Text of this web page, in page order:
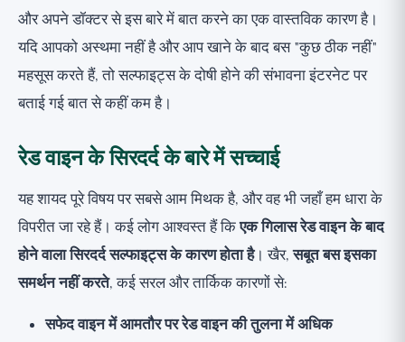
और अपने डॉक्टर से इस बारे में बात करने का एक वास्तविक कारण है।
यदि आपको अस्थमा नहीं है और आप खाने के बाद बस "कुछ ठीक नहीं"
महसूस करते हैं, तो सल्फाइट्स के दोषी होने की संभावना इंटरनेट पर
बताई गई बात से कहीं कम है।
रेड वाइन के सिरदर्द के बारे में सच्चाई
यह शायद पूरे विषय पर सबसे आम मिथक है, और वह भी जहाँ हम धारा के
विपरीत जा रहे हैं। कई लोग आश्वस्त हैं किएक गिलास रेड वाइन के बाद
होने वाला सिरदर्द सल्फाइट्स के कारण होता है। खैर,सबूत बस इसका
समर्थन नहीं करते, कई सरल और तार्किक कारणों से:
सफेद वाइन में आमतौर पर रेड वाइन की तुलना में अधिक